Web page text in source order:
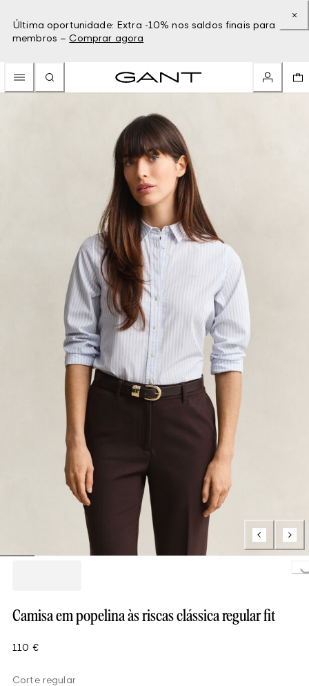
Última oportunidade: Extra -10% nos saldos finais para
membros – Comprar agora
Loading...
Camisa em popelina às riscas clássica regular fit
110 €
Corte regular